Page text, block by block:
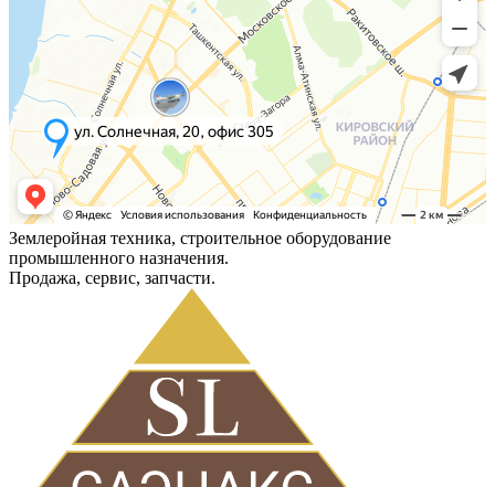
Землеройная техника, строительное оборудование
промышленного назначения.
Продажа, сервис, запчасти.